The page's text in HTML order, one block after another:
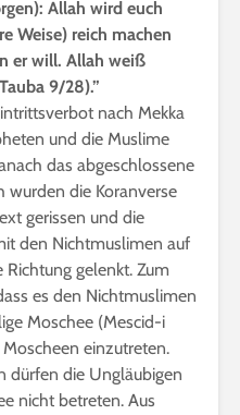
Allah wird euch
Weise) reich machen
er will. Allah weiß
9/28).”
nach Mekka
und die Muslime
das abgeschlossene
wurden die Koranverse
gerissen und die
den Nichtmuslimen auf
gelenkt. Zum
es den Nichtmuslimen
Moschee (Mescid-i
einzutreten.
dürfen die Ungläubigen
nicht betreten. Aus